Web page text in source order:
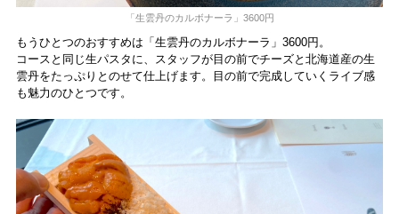
「生雲丹のカルボナーラ」3600円
もうひとつのおすすめは「生雲丹のカルボナーラ」3600円。
コースと同じ生パスタに、スタッフが目の前でチーズと北海道産の生
雲丹をたっぷりとのせて仕上げます。目の前で完成していくライブ感
も魅力のひとつです。